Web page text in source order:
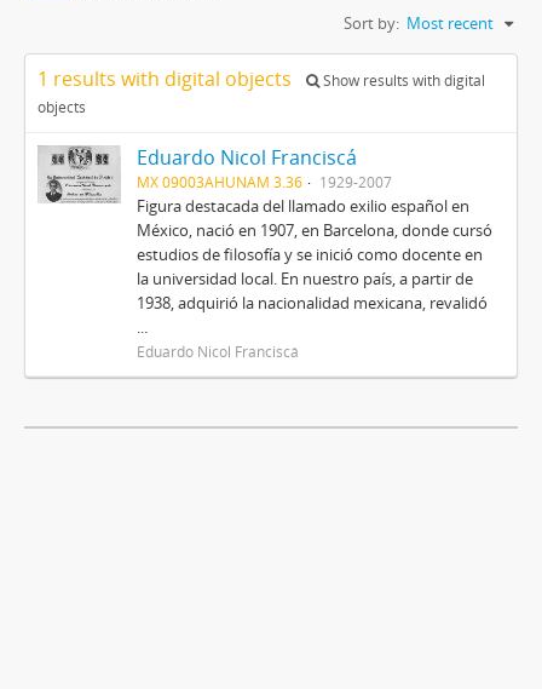
Sort by: Most recent
1 results with digital objects
Show results with digital
objects
Eduardo Nicol Franciscá
MX 09003AHUNAM 3.36 1929-2007
Figura destacada del llamado exilio español en
México, nació en 1907, en Barcelona, donde cursó
estudios de filosofía y se inició como docente en
la universidad local. En nuestro país, a partir de
1938, adquirió la nacionalidad mexicana, revalidó
...
Eduardo Nicol Franciscá